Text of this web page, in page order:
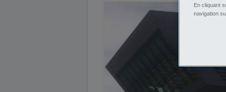
En cliquant
navigation